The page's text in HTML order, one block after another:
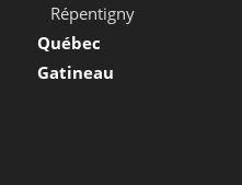
Répentigny
Québec
Gatineau